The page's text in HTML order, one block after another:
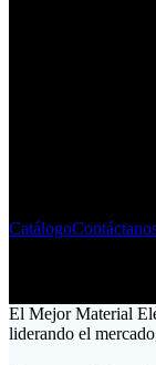
Catálogo
El Mejor Material
liderando el